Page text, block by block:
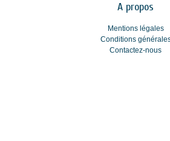
A propos
Mentions légales
Conditions
Contactez-nous